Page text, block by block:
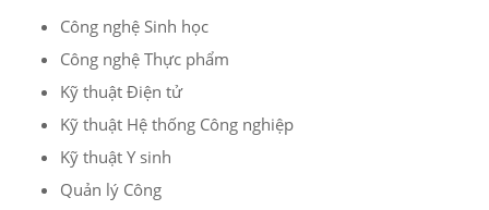
Công nghệ Sinh học
Công nghệ Thực phẩm
Kỹ thuật Điện tử
Kỹ thuật Hệ thống Công nghiệp
Kỹ thuật Y sinh
Quản lý Công